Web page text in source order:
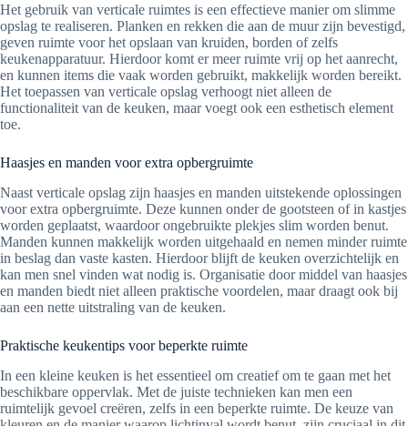
Het gebruik van verticale ruimtes is een effectieve manier om slimme
opslag te realiseren. Planken en rekken die aan de muur zijn bevestigd,
geven ruimte voor het opslaan van kruiden, borden of zelfs
keukenapparatuur. Hierdoor komt er meer ruimte vrij op het aanrecht,
en kunnen items die vaak worden gebruikt, makkelijk worden bereikt.
Het toepassen van verticale opslag verhoogt niet alleen de
functionaliteit van de keuken, maar voegt ook een esthetisch element
toe.
Haasjes en manden voor extra opbergruimte
Naast verticale opslag zijn haasjes en manden uitstekende oplossingen
voor extra opbergruimte. Deze kunnen onder de gootsteen of in kastjes
worden geplaatst, waardoor ongebruikte plekjes slim worden benut.
Manden kunnen makkelijk worden uitgehaald en nemen minder ruimte
in beslag dan vaste kasten. Hierdoor blijft de keuken overzichtelijk en
kan men snel vinden wat nodig is. Organisatie door middel van haasjes
en manden biedt niet alleen praktische voordelen, maar draagt ook bij
aan een nette uitstraling van de keuken.
Praktische keukentips voor beperkte ruimte
In een kleine keuken is het essentieel om creatief om te gaan met het
beschikbare oppervlak. Met de juiste technieken kan men een
ruimtelijk gevoel creëren, zelfs in een beperkte ruimte. De keuze van